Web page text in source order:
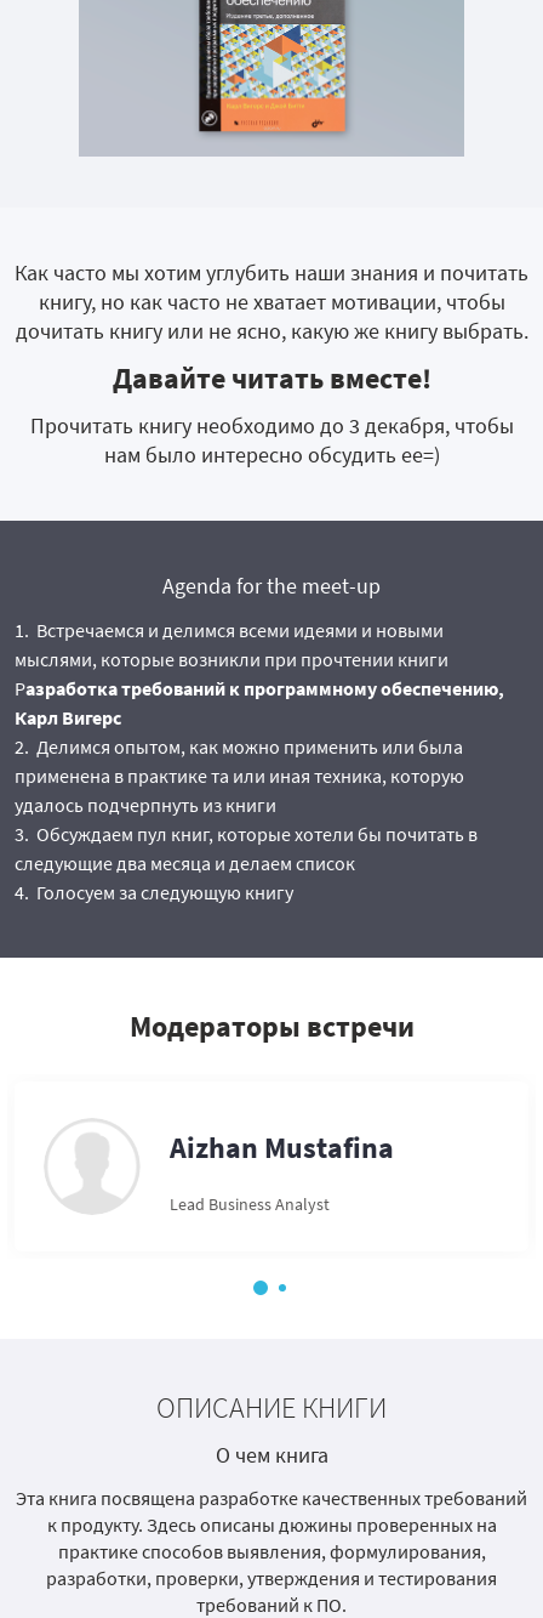
Как часто мы хотим углубить наши знания и почитать
книгу, но как часто не хватает мотивации, чтобы
дочитать книгу или не ясно, какую же книгу выбрать.
Давайте читать вместе!
Прочитать книгу необходимо до 3 декабря, чтобы
нам было интересно обсудить ее=)
Agenda for the meet-up
Встречаемся и делимся всеми идеями и новыми
мыслями, которые возникли при прочтении книги
Разработка требований к программному обеспечению,
Карл Вигерс
Делимся опытом, как можно применить или была
применена в практике та или иная техника, которую
удалось подчерпнуть из книги
Обсуждаем пул книг, которые хотели бы почитать в
следующие два месяца и делаем список
Голосуем за следующую книгу
Модераторы встречи
Aizhan Mustafina
Lead Business Analyst
ОПИСАНИЕ КНИГИ
О чем книга
Эта книга посвящена разработке качественных требований
к продукту. Здесь описаны дюжины проверенных на
практике способов выявления, формулирования,
разработки, проверки, утверждения и тестирования
требований к ПО.